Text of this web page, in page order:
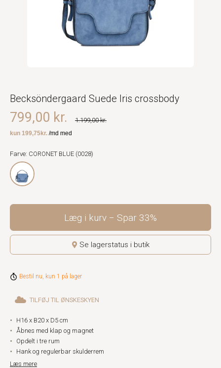
Becksöndergaard Suede Iris crossbody
1.199,00 kr.
799,00 kr.
Farve: CORONET BLUE (0028)
Læg i kurv Spar 33%
Se lagerstatus i butik
Bestil nu, kun 1 på lager
TILFØJ TIL ØNSKESKYEN
H16 x B20 x D5 cm
Åbnes med klap og magnet
Opdelt i tre rum
Hank og regulerbar skulderrem
Læs mere